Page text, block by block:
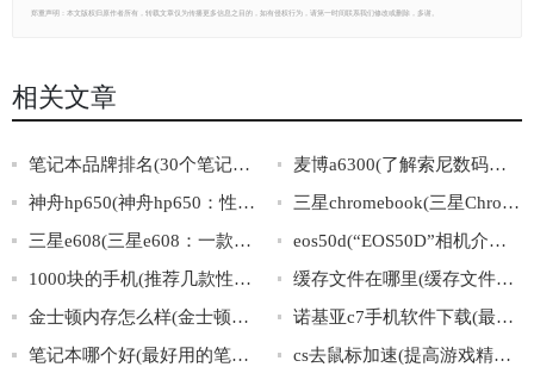
郑重声明：本文版权归原作者所有，转载文章仅为传播更多信息之目的，如有侵权行为，请第一时间联系我们修改或删除，多谢。
相关文章
笔记本品牌排名(30个笔记本品牌排名，哪个最值得信赖？)
麦博a6300(了解索尼数码相机麦博a6300的功能特点及使用技巧)
神舟hp650(神舟hp650：性能稳定，轻松满足日常办公和娱乐需求)
三星chromebook(三星Chromebook：超越传统笔记本的轻薄出行利器)
三星e608(三星e608：一款经典滑盖手机的传奇)
eos50d(“EOS50D”相机介绍及使用技巧分享)
1000块的手机(推荐几款性价比高的1000元左右手机)
缓存文件在哪里(缓存文件的存储位置在哪里？)
金士顿内存怎么样(金士顿内存表现如何？)
诺基亚c7手机软件下载(最全诺基亚C7手机软件下载大全)
笔记本哪个好(最好用的笔记本推荐，值得购买的笔记本排行榜)
cs去鼠标加速(提高游戏精准度：彻底关闭CS鼠标加速)